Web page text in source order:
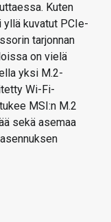
Kuten
yllä kuvatut PCIe-
tarjonnan
on vielä
yksi M.2-
Wi-Fi-
MSI:n M.2
sekä asemaa